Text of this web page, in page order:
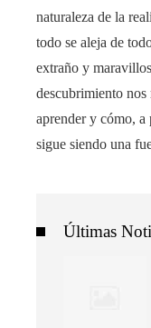
naturaleza de la
todo se aleja de
extraño y
descubrimiento
aprender y cómo, a
sigue siendo una
Últimas